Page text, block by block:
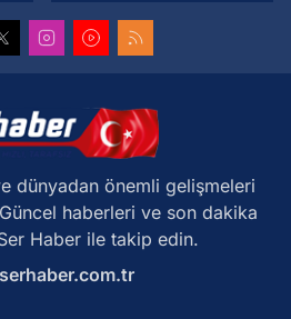
dünyadan önemli gelişmeleri
Güncel haberleri ve son dakika
Haber ile takip edin.